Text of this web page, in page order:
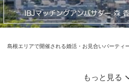
島根エリアで開催される婚活・お見合いパーティ
もっと見る